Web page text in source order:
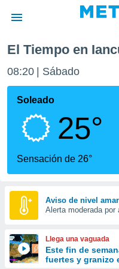
de
por
que se
calidad.
a este
las
y
forma
digital
basada
El Tiempo en
08:20 Sábado
Soleado
25°
Sensación de 26°
Aviso de nivel
Alerta moderada
Llega una vaguada
Este fin de
fuertes y granizo